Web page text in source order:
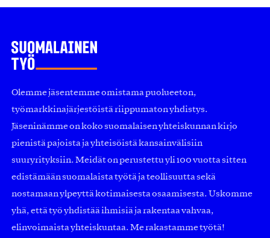
Olemme jäsentemme omistama puolueeton,
työmarkkinajärjestöistä riippumaton yhdistys.
Jäseninämme on koko suomalaisen yhteiskunnan kirjo
pienistä pajoista ja yhteisöistä kansainvälisiin
suuryrityksiin. Meidät on perustettu yli 100 vuotta sitten
edistämään suomalaista työtä ja teollisuutta sekä
nostamaan ylpeyttä kotimaisesta osaamisesta. Uskomme
yhä, että työ yhdistää ihmisiä ja rakentaa vahvaa,
elinvoimaista yhteiskuntaa. Me rakastamme työtä!